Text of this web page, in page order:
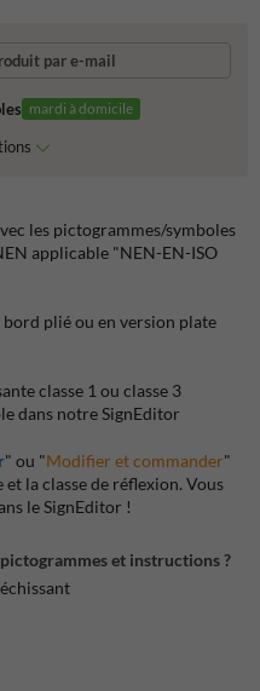
par e-mail
mardi à domicile
les pictogrammes/symboles
applicable "NEN-EN-ISO
plié ou en version plate
classe 1 ou classe 3
dans notre SignEditor
" ou "Modifier et commander"
la classe de réflexion. Vous
le SignEditor !
et instructions ?